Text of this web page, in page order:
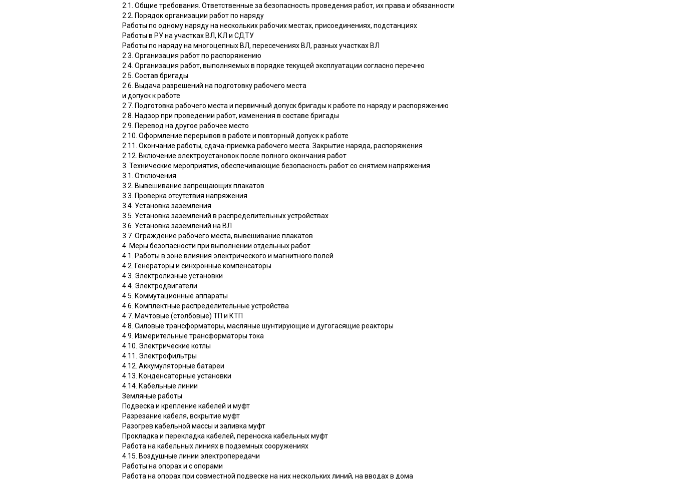
2.1. Общие требования. Ответственные за безопасность проведения работ, их права и обязанности
2.2. Порядок организации работ по наряду
Работы по одному наряду на нескольких рабочих местах, присоединениях, подстанциях
Работы в РУ на участках ВЛ, КЛ и СДТУ
Работы по наряду на многоцепных ВЛ, пересечениях ВЛ, разных участках ВЛ
2.3. Организация работ по распоряжению
2.4. Организация работ, выполняемых в порядке текущей эксплуатации согласно перечню
2.5. Состав бригады
2.6. Выдача разрешений на подготовку рабочего места
и допуск к работе
2.7. Подготовка рабочего места и первичный допуск бригады к работе по наряду и распоряжению
2.8. Надзор при проведении работ, изменения в составе бригады
2.9. Перевод на другое рабочее место
2.10. Оформление перерывов в работе и повторный допуск к работе
2.11. Окончание работы, сдача-приемка рабочего места. Закрытие наряда, распоряжения
2.12. Включение электроустановок после полного окончания работ
3. Технические мероприятия, обеспечивающие безопасность работ со снятием напряжения
3.1. Отключения
3.2. Вывешивание запрещающих плакатов
3.3. Проверка отсутствия напряжения
3.4. Установка заземления
3.5. Установка заземлений в распределительных устройствах
3.6. Установка заземлений на ВЛ
3.7. Ограждение рабочего места, вывешивание плакатов
4. Меры безопасности при выполнении отдельных работ
4.1. Работы в зоне влияния электрического и магнитного полей
4.2. Генераторы и синхронные компенсаторы
4.3. Электролизные установки
4.4. Электродвигатели
4.5. Коммутационные аппараты
4.6. Комплектные распределительные устройства
4.7. Мачтовые (столбовые) ТП и КТП
4.8. Силовые трансформаторы, масляные шунтирующие и дугогасящие реакторы
4.9. Измерительные трансформаторы тока
4.10. Электрические котлы
4.11. Электрофильтры
4.12. Аккумуляторные батареи
4.13. Конденсаторные установки
4.14. Кабельные линии
Земляные работы
Подвеска и крепление кабелей и муфт
Разрезание кабеля, вскрытие муфт
Разогрев кабельной массы и заливка муфт
Прокладка и перекладка кабелей, переноска кабельных муфт
Работа на кабельных линиях в подземных сооружениях
4.15. Воздушные линии электропередачи
Работы на опорах и с опорами
Работа на опорах при совместной подвеске на них нескольких линий, на вводах в дома